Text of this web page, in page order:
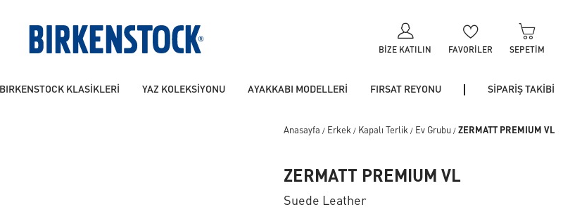
BIZE KATILIN FAVORILER SEPETIM
BIRKENSTOCK KLASİKLERİ YAZ KOLEKSİYONU AYAKKABI MODELLERİ FIRSAT REYONU SİPARİŞ TAKİBİ
Anasayfa / Erkek / Kapalı Terlik / Ev Grubu / ZERMATT PREMIUM VL
ZERMATT PREMIUM VL
Suede Leather